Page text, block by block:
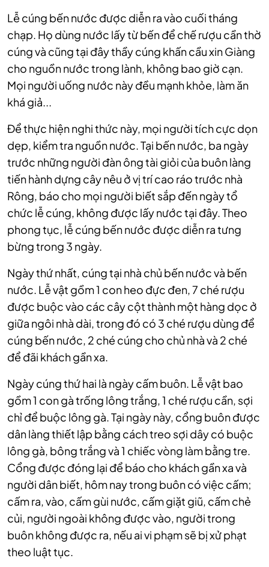
Lễ cúng bến nước được diễn ra vào cuối tháng
chạp. Họ dùng nước lấy từ bến để chế rượu cần thờ
cúng và cũng tại đây thầy cúng khấn cầu xin Giàng
cho nguồn nước trong lành, không bao giờ cạn.
Mọi người uống nước này đều mạnh khỏe, làm ăn
khá giả...
Để thực hiện nghi thức này, mọi người tích cực dọn
dẹp, kiểm tra nguồn nước. Tại bến nước, ba ngày
trước những người đàn ông tài giỏi của buôn làng
tiến hành dựng cây nêu ở vị trí cao ráo trước nhà
Rông, báo cho mọi người biết sắp đến ngày tổ
chức lễ cúng, không được lấy nước tại đây. Theo
phong tục, lễ cúng bến nước được diễn ra tưng
bừng trong 3 ngày.
Ngày thứ nhất, cúng tại nhà chủ bến nước và bến
nước. Lễ vật gồm 1 con heo đực đen, 7 ché rượu
được buộc vào các cây cột thành một hàng dọc ở
giữa ngôi nhà dài, trong đó có 3 ché rượu dùng để
cúng bến nước, 2 ché cúng cho chủ nhà và 2 ché
để đãi khách gần xa.
Ngày cúng thứ hai là ngày cấm buôn. Lễ vật bao
gồm 1 con gà trống lông trắng, 1 ché rượu cần, sợi
chỉ để buộc lông gà. Tại ngày này, cổng buôn được
dân làng thiết lập bằng cách treo sợi dây có buộc
lông gà, bông trắng và 1 chiếc vòng làm bằng tre.
Cổng được đóng lại để báo cho khách gần xa và
người dân biết, hôm nay trong buôn có việc cấm;
cấm ra, vào, cấm gùi nước, cấm giặt giũ, cấm chẻ
củi, người ngoài không được vào, người trong
buôn không được ra, nếu ai vi phạm sẽ bị xử phạt
theo luật tục.